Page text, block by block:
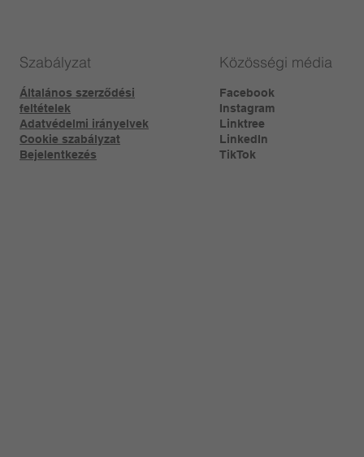
Szabályzat
Általános szerződési
feltételek
Adatvédelmi irányelvek
Cookie szabályzat
Bejelentkezés
Közösségi média
Facebook
Instagram
Linktree​
LinkedIn
TikTok